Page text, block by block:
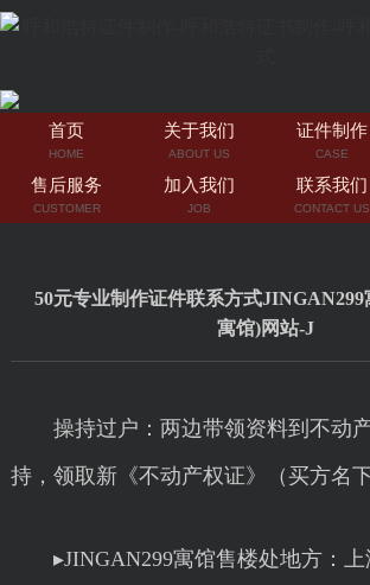
首页
HOME
关于我们
ABOUT US
证件制作
CASE
售后服务
CUSTOMER
加入我们
JOB
联系我们
CONTACT US
50元专业制作证件联系方式
寓馆)网站-J
操持过户：两边带领资料到不动
持，领取新《不动产权证》（买方名下
▸JINGAN299寓馆售楼处地方：上